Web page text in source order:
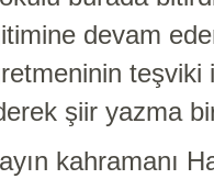
devam
teşviki
şiir yazma
kahramanı